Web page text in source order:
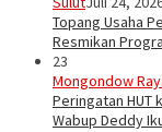
Topang Usaha
Resmikan
23
Mongondow
Peringatan HUT
Wabup Deddy